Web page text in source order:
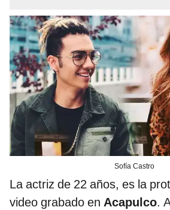
Sofía Castro
La actriz de 22 años, es la
video grabado en Acapulco.